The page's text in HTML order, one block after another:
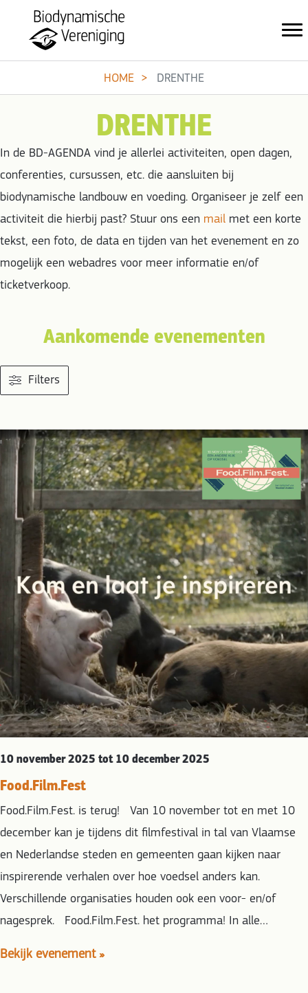
HOME DRENTHE
DRENTHE
In de BD-AGENDA vind je allerlei activiteiten, open dagen,
conferenties, cursussen, etc. die aansluiten bij
biodynamische landbouw en voeding. Organiseer je zelf een
activiteit die hierbij past? Stuur ons een mail met een korte
tekst, een foto, de data en tijden van het evenement en zo
mogelijk een webadres voor meer informatie en/of
ticketverkoop.
Aankomende evenementen
Filters
10 november 2025 tot 10 december 2025
Food.Film.Fest
Food.Film.Fest. is terug! Van 10 november tot en met 10
december kan je tijdens dit filmfestival in tal van Vlaamse
en Nederlandse steden en gemeenten gaan kijken naar
inspirerende verhalen over hoe voedsel anders kan.
Verschillende organisaties houden ook een voor- en/of
nagesprek. Food.Film.Fest. het programma! In alle…
Bekijk evenement »